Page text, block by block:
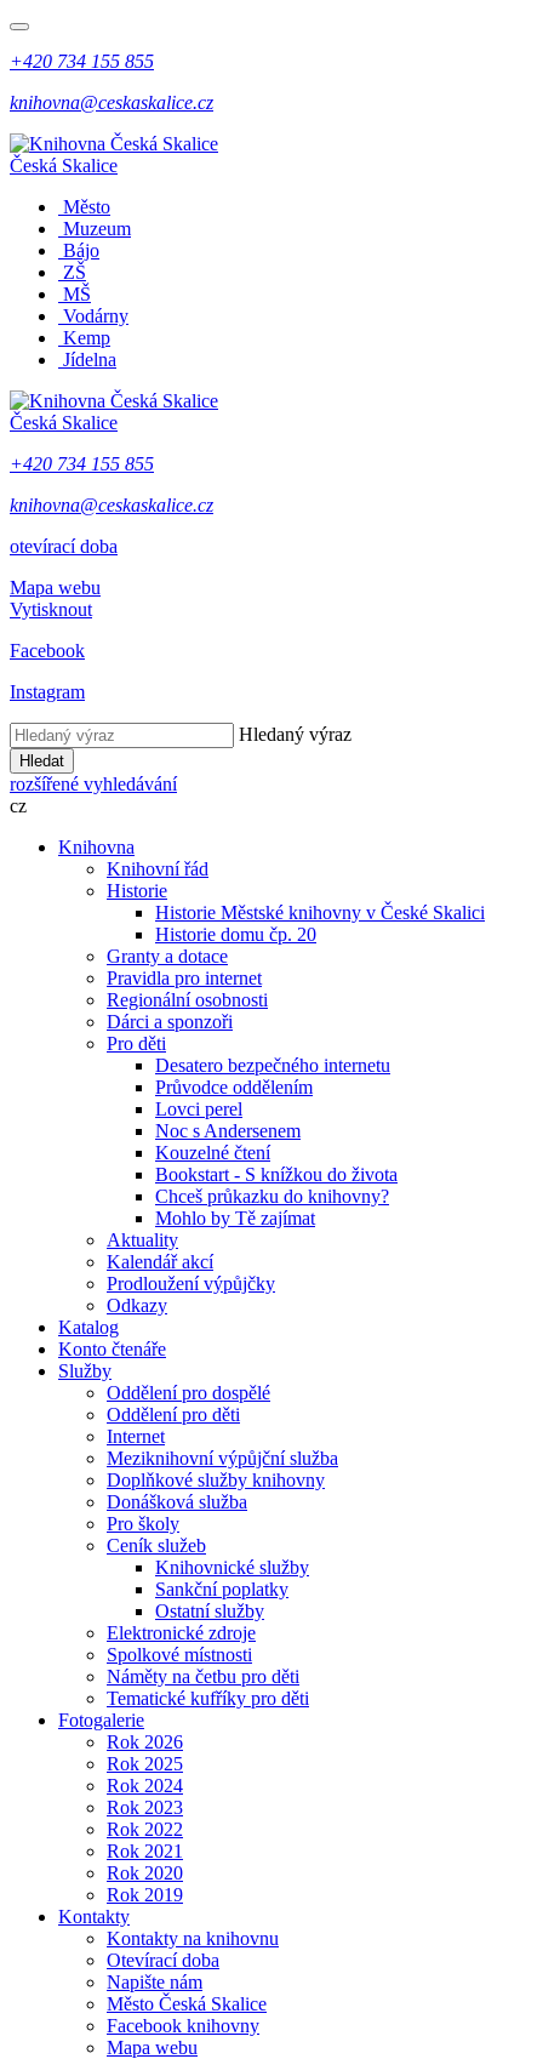
+420 734 155 855
knihovna@ceskaskalice.cz
Česká Skalice
Město
Muzeum
Bájo
ZŠ
MŠ
Vodárny
Kemp
Jídelna
Česká Skalice
+420 734 155 855
knihovna@ceskaskalice.cz
otevírací doba
Mapa webu
Vytisknout
Facebook
Instagram
Hledaný výraz
Hledat
rozšířené vyhledávání
cz
Knihovna
Knihovní řád
Historie
Historie Městské knihovny v České Skalici
Historie domu čp. 20
Granty a dotace
Pravidla pro internet
Regionální osobnosti
Dárci a sponzoři
Pro děti
Desatero bezpečného internetu
Průvodce oddělením
Lovci perel
Noc s Andersenem
Kouzelné čtení
Bookstart - S knížkou do života
Chceš průkazku do knihovny?
Mohlo by Tě zajímat
Aktuality
Kalendář akcí
Prodloužení výpůjčky
Odkazy
Katalog
Konto čtenáře
Služby
Oddělení pro dospělé
Oddělení pro děti
Internet
Meziknihovní výpůjční služba
Doplňkové služby knihovny
Donášková služba
Pro školy
Ceník služeb
Knihovnické služby
Sankční poplatky
Ostatní služby
Elektronické zdroje
Spolkové místnosti
Náměty na četbu pro děti
Tematické kufříky pro děti
Fotogalerie
Rok 2026
Rok 2025
Rok 2024
Rok 2023
Rok 2022
Rok 2021
Rok 2020
Rok 2019
Kontakty
Kontakty na knihovnu
Otevírací doba
Napište nám
Město Česká Skalice
Facebook knihovny
Mapa webu